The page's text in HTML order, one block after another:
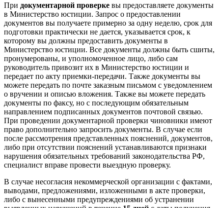
При документарной проверке вы предоставляете документы
в Министерство юстиции. Запрос о предоставлении
документов вы получаете примерно за одну неделю, срок для
подготовки практически не дается, указывается срок, к
которому вы должны предоставить документы в
Министерство юстиции. Все документы должны быть сшиты,
пронумерованы, и уполномоченное лицо, либо сам
руководитель привозит их в Министерство юстиции и
передает по акту приемки-передачи. Также документы вы
можете передать по почте заказным письмом с уведомлением
о вручении и описью вложения. Также вы можете передать
документы по факсу, но с последующим обязательным
направлением подписанных документов почтовой связью.
При проведении документарной проверки чиновники имеют
право дополнительно запросить документы. В случае если
после рассмотрения представленных пояснений, документов,
либо при отсутствии пояснений устанавливаются признаки
нарушения обязательных требований законодательства РФ,
специалист вправе провести выездную проверку.
В случае несогласия некоммерческой организации с фактами,
выводами, предложениями, изложенными в акте проверки,
либо с вынесенными предупреждениями об устранении